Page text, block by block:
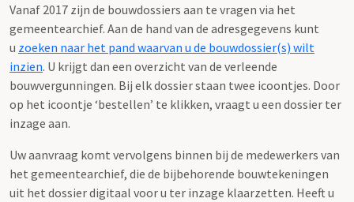
Vanaf 2017 zijn de bouwdossiers aan te vragen via het
gemeentearchief. Aan de hand van de adresgegevens kunt
u zoeken naar het pand waarvan u de bouwdossier(s) wilt
inzien. U krijgt dan een overzicht van de verleende
bouwvergunningen. Bij elk dossier staan twee icoontjes. Door
op het icoontje ‘bestellen’ te klikken, vraagt u een dossier ter
inzage aan.
Uw aanvraag komt vervolgens binnen bij de medewerkers van
het gemeentearchief, die de bijbehorende bouwtekeningen
uit het dossier digitaal voor u ter inzage klaarzetten. Heeft u